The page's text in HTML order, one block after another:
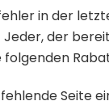
in der
Jeder, der
Seite